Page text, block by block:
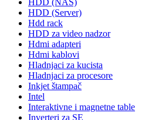
HDD (NAS)
HDD (Server)
Hdd rack
HDD za video nadzor
Hdmi adapteri
Hdmi kablovi
Hladnjaci za kucista
Hladnjaci za procesore
Inkjet štampač
Intel
Interaktivne i magnetne table
Inverteri za SE